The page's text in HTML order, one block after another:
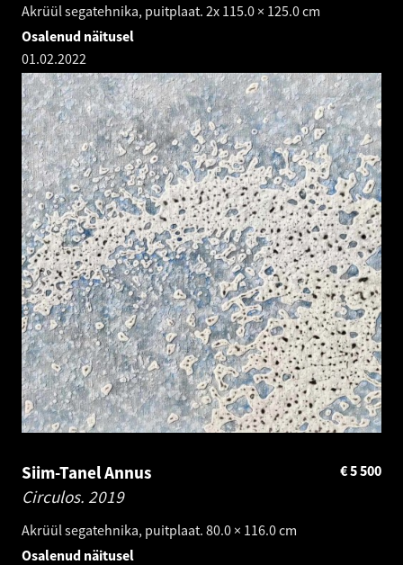
Akrüül segatehnika, puitplaat. 2x 115.0 × 125.0 cm
Osalenud näitusel
01.02.2022
Siim-Tanel Annus
Circulos. 2019
Akrüül segatehnika, puitplaat. 80.0 × 116.0 cm
5 500
€
Osalenud näitusel